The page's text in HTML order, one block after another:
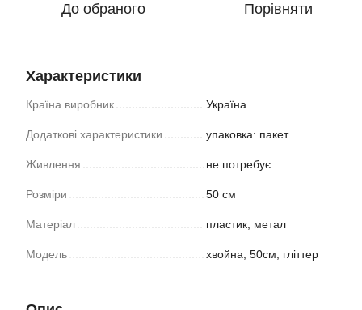
До обраного Порівняти
Характеристики
Країна виробник Україна
Додаткові характеристики упаковка: пакет
Живлення не потребує
Розміри 50 см
Матеріал пластик, метал
Модель хвойна, 50см, гліттер